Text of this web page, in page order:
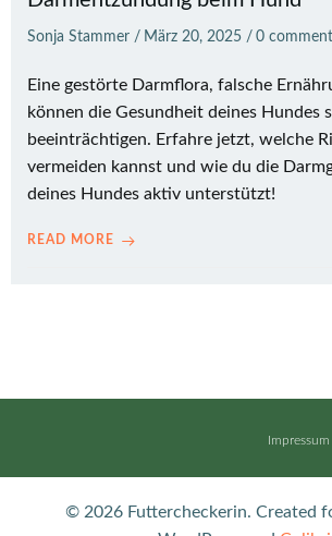
Sonja Stammer / März 20, 2025 / 0
Eine gestörte Darmflora, falsche
können die Gesundheit deines Hundes
beeinträchtigen. Erfahre jetzt, welche
vermeiden kannst und wie du die
deines Hundes aktiv unterstützt!
READ MORE
Impressum
© 2026 Futtercheckerin. Created